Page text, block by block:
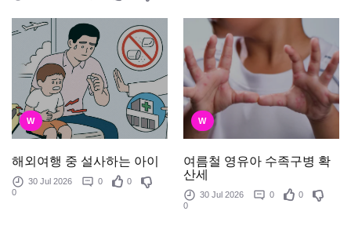
W
해외여행 중 설사하는 아이
30 Jul 2026 0
0
0
W
여름철 영유아 수족구병 확
산세
30 Jul 2026 0
0
0